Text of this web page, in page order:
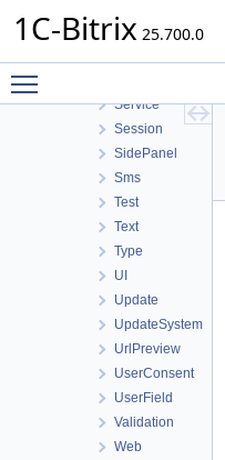
1C-Bitrix 25.700.0
Routing
Service
Session
SidePanel
Sms
Test
Text
Type
UI
Update
UpdateSystem
UrlPreview
UserConsent
UserField
Validation
Web